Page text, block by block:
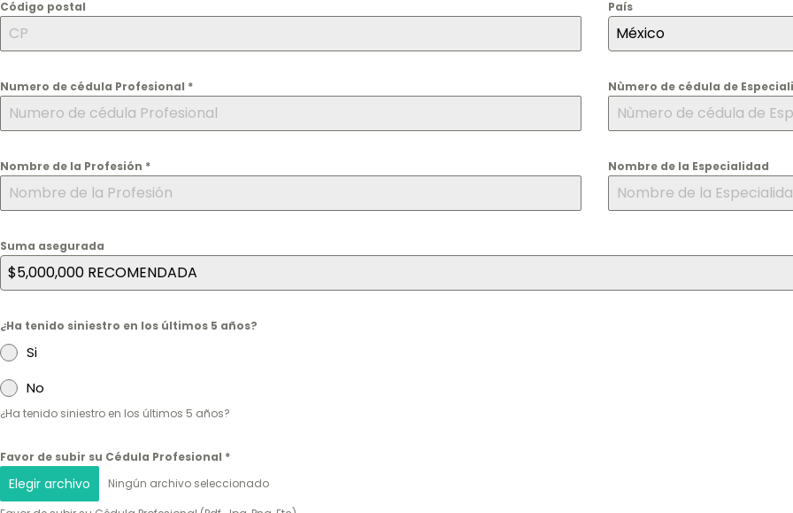
Código postal País
México
Numero de cédula Profesional * Nùmero de cédula de
Nombre de la Profesión * Nombre de la Especialidad
Suma asegurada
$5,000,000 RECOMENDADA
¿Ha tenido siniestro en los últimos 5 años?
Si
No
¿Ha tenido siniestro en los últimos 5 años?
Favor de subir su Cédula Profesional *
Elegir archivo
Ningún archivo seleccionado